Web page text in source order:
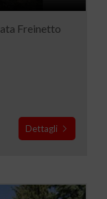
Freinetto
Dettagli